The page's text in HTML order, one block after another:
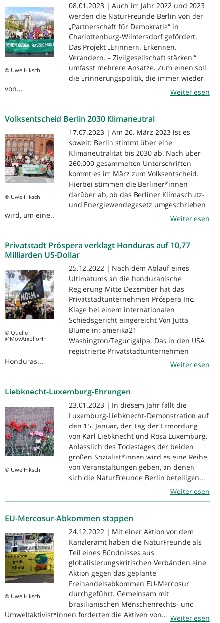
© Uwe Hiksch
08.01.2023 | Auch im Jahr 2022 und 2023
werden die NaturFreunde Berlin von der
„Partnerschaft für Demokratie“ in
Charlottenburg-Wilmersdorf gefördert.
Das Projekt „Erinnern. Erkennen.
Verändern. – Zivilgesellschaft stärken!“
umfasst mehrere Ansätze. Zum einen soll
die Erinnerungspolitik, die immer wieder
von...
Weiterlesen
Volksentscheid Berlin 2030 Klimaneutral
© Uwe Hiksch
17.07.2023 | Am 26. März 2023 ist es
soweit: Berlin stimmt über eine
Klimaneutralität bis 2030 ab. Nach über
260.000 gesammelten Unterschriften
kommt es im März zum Volksentscheid.
Hierbei stimmen die Berliner*innen
darüber ab, ob das Berliner Klimaschutz-
und Energiewendegesetz umgeschrieben
wird, um eine...
Weiterlesen
Privatstadt Próspera verklagt Honduras auf 10,77
Milliarden US-Dollar
© Quelle:
@MovAmplioHn
25.12.2022 | Nach dem Ablauf eines
Ultimatums an die honduranische
Regierung Mitte Dezember hat das
Privatstadtunternehmen Próspera Inc.
Klage bei einem internationalen
Schiedsgericht eingereicht Von Jutta
Blume in: amerika21
Washington/Tegucigalpa. Das in den USA
registrierte Privatstadtunternehmen
Honduras...
Weiterlesen
Liebknecht-Luxemburg-Ehrungen
© Uwe Hiksch
23.01.2023 | In diesem Jahr fällt die
Luxemburg-Liebknecht-Demonstration auf
den 15. Januar, der Tag der Ermordung
von Karl Liebknecht und Rosa Luxemburg.
Anlässlich des Todestages der beiden
großen Sozialist*innen wird es eine Reihe
von Veranstaltungen geben, an denen
sich die NaturFreunde Berlin beteiligen...
Weiterlesen
EU-Mercosur-Abkommen stoppen
© Uwe Hiksch
24.12.2022 | Mit einer Aktion vor dem
Kanzleramt haben die NaturFreunde als
Teil eines Bündnisses aus
globalisierungskritischen Verbänden eine
Aktion gegen das geplante
Freihandelsabkommen EU-Mercosur
durchgeführt. Gemeinsam mit
brasilianischen Menschenrechts- und
Umweltaktivist*innen forderten die Aktiven von... Weiterlesen